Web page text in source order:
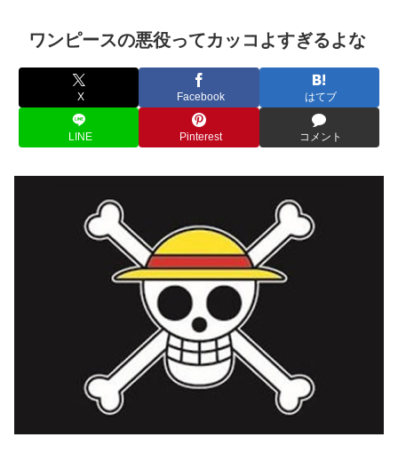
ワンピースの悪役ってカッコよすぎるよな
X Facebook はてブ
LINE Pinterest コメント